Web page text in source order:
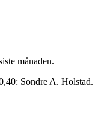
månaden.
Sondre A. Holstad.